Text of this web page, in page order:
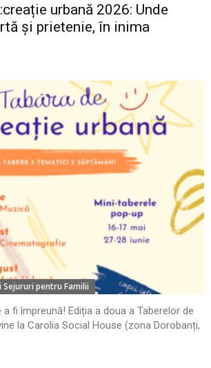
urbană 2026: Unde
și prietenie, în inima
Sejururi pentru Familii
a fi împreună! Ediția a doua a Taberelor de
la Carolia Social House (zona Dorobanți,